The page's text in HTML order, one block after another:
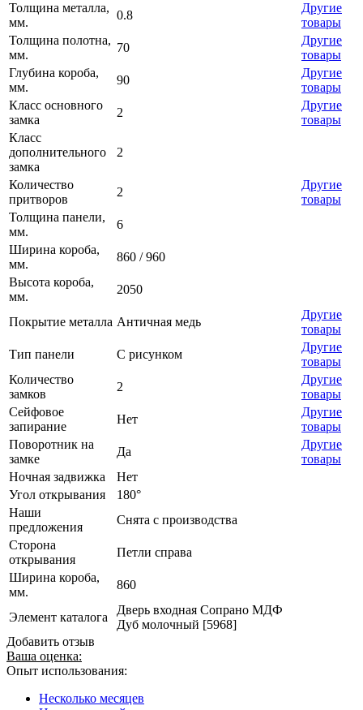
Толщина металла,
мм.
0.8
Другие
товары
Толщина полотна,
мм.
70
Другие
товары
Глубина короба,
мм.
90
Другие
товары
Класс основного
замка
2
Другие
товары
Класс
дополнительного
замка
2
Количество
притворов
2
Другие
товары
Толщина панели,
мм.
6
Ширина короба,
мм.
860 / 960
Высота короба,
мм.
2050
Покрытие металла Античная медь
Другие
товары
Тип панели
С рисунком
Другие
товары
Количество
замков
2
Другие
товары
Сейфовое
запирание
Нет
Другие
товары
Поворотник на
замке
Да
Другие
товары
Ночная задвижка
Нет
Угол открывания
180°
Наши
предложения
Снята с производства
Сторона
открывания
Петли справа
Ширина короба,
мм.
860
Элемент каталога
Дверь входная Сопрано МДФ
Дуб молочный [5968]
Добавить отзыв
Ваша оценка:
Опыт использования:
Несколько месяцев